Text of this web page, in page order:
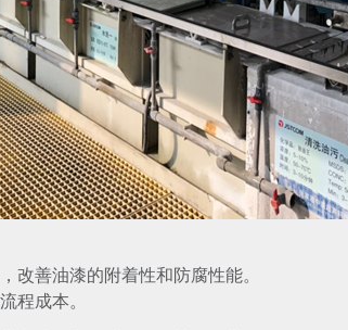
改善油漆的附着性和防腐性能。
程成本。